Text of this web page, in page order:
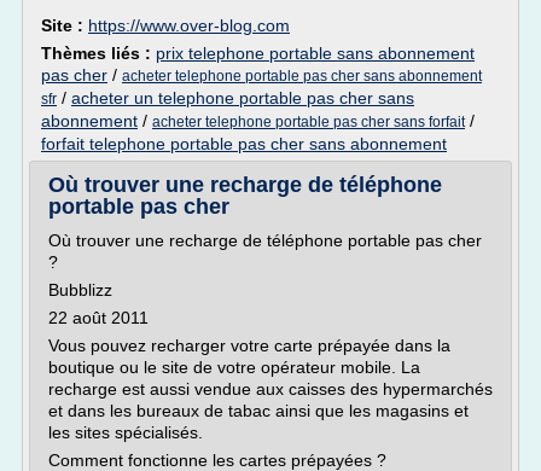
Site : https://www.over-blog.com
Thèmes liés : prix telephone portable sans abonnement
pas cher / acheter telephone portable pas cher sans abonnement
sfr / acheter un telephone portable pas cher sans
abonnement / acheter telephone portable pas cher sans forfait/
forfait telephone portable pas cher sans abonnement
Où trouver une recharge de téléphone
portable pas cher
Où trouver une recharge de téléphone portable pas cher
?
Bubblizz
22 août 2011
Vous pouvez recharger votre carte prépayée dans la
boutique ou le site de votre opérateur mobile. La
recharge est aussi vendue aux caisses des hypermarchés
et dans les bureaux de tabac ainsi que les magasins et
les sites spécialisés.
Comment fonctionne les cartes prépayées ?